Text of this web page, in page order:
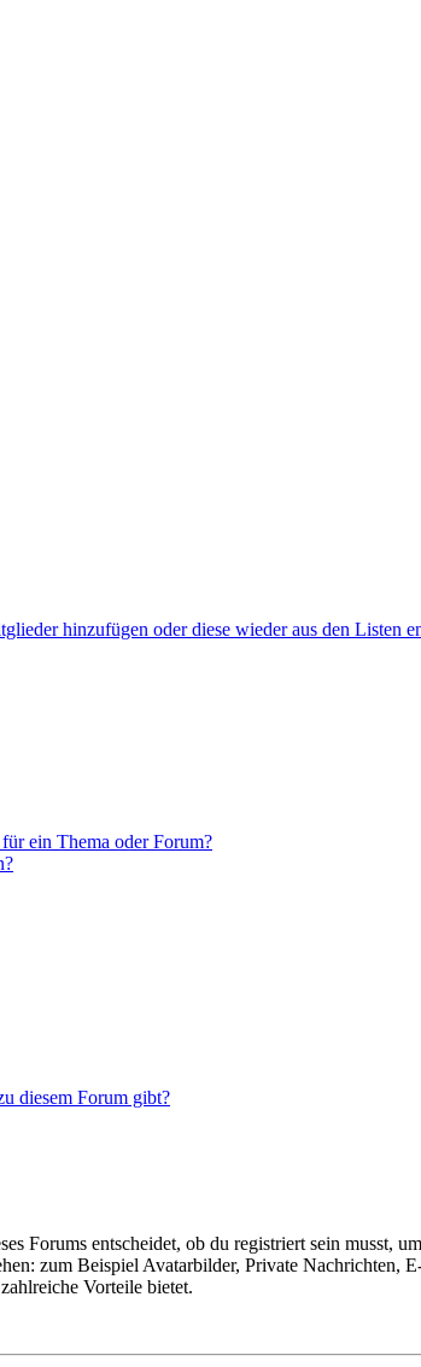
hinzufügen oder diese wieder aus den Listen
ein Thema oder Forum?
diesem Forum gibt?
Forums entscheidet, ob du registriert sein musst,
zum Beispiel Avatarbilder, Private Nachrichten,
Vorteile bietet.